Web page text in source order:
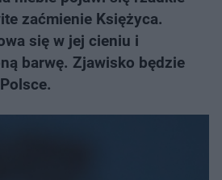
zaćmienie Księżyca.
się w jej cieniu i
barwę. Zjawisko będzie